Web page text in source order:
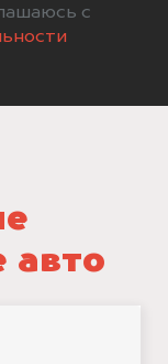
с
авто